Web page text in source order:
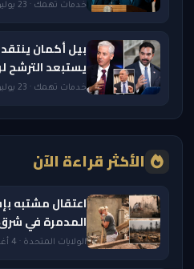
خدمات تهمك · 23 يوليو 2026 — 9:06 PM
بيل أكمان
يستبعد الترشح
خدمات تهمك · 23 يوليو 2026 — 5:35 PM
الأكثر قراءة الآن
اعتقال مشتبه
المدمرة في
الولايات المتحدة · 4 أغسطس 2026 — 2:20 AM